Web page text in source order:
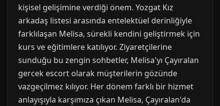
kişisel gelişimine verdiği önem. Yozgat Kız
arkadaş listesi arasında entelektüel derinliğiyle
farklılaşan Melisa, sürekli kendini geliştirmek için
kurs ve eğitimlere katılıyor. Ziyaretçilerine
sunduğu bu zengin sohbetler, Melisa'yı Çayıralan
gercek escort olarak müşterilerin gözünde
vazgeçilmez kılıyor. Her dönem farklı bir hizmet
anlayışıyla karşımıza çıkan Melisa, Çayıralan'da